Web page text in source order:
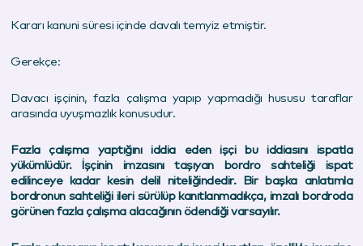
Kararı kanuni süresi içinde davalı temyiz etmiştir.
Gerekçe:
Davacı işçinin, fazla çalışma yapıp yapmadığı hususu taraflar
arasında uyuşmazlık konusudur.
Fazla çalışma yaptığını iddia eden işçi bu iddiasını ispatla
yükümlüdür. İşçinin imzasını taşıyan bordro sahteliği ispat
edilinceye kadar kesin delil niteliğindedir. Bir başka anlatımla
bordronun sahteliği ileri sürülüp kanıtlanmadıkça, imzalı bordroda
görünen fazla çalışma alacağının ödendiği varsayılır.